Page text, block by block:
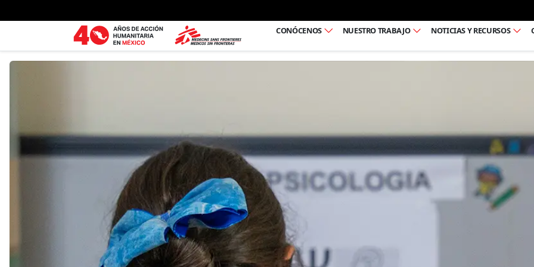
CONÓCENOS
NUESTRO TRABAJO NOTICIAS Y RECURSOS